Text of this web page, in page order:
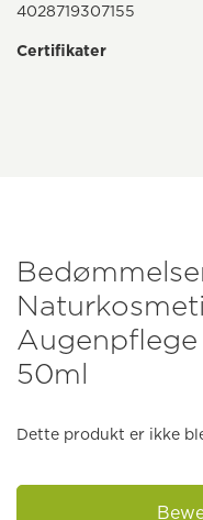
4028719307155
Certifikater
Augenpflege
50ml
Dette produkt er ikke